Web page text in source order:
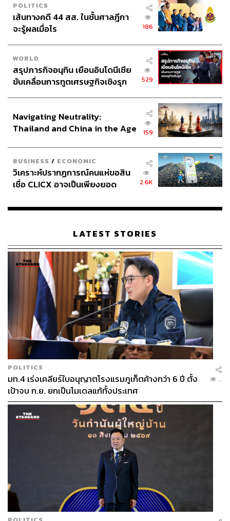
ประลองยุทธ ผงงอย
THE STANDARD WEALTH Feature Editor
POLITICS
เส้นทางคดี 44 สส. ในชั้นศาลฎีกา
จะรู้ผลเมื่อไร
186
WORLD
สรุปภารกิจอนุทิน เยือนอินโดนีเซีย
ขับเคลื่อนการทูตเศรษฐกิจเชิงรุก
529
Navigating Neutrality:
Thailand and China in the Age
159
BUSINESS / ECONOMIC
วิเคราะห์ปรากฏการณ์คนแห่ขอสิน
เชื่อ CLICX อาจเป็นเพียงยอด
เรือนไทยที่ถูกซุกไว้
2.6K
LATEST STORIES
POLITICS
มท.4 เร่งเคลียร์ใบอนุญาตโรงแรมภูเก็ตค้างกว่า 6 ปี ตั้ง
เป้าจบ ก.ย. ยกเป็นโมเดลแก้ทั้งประเทศ
...